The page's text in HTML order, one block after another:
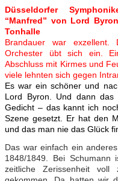
Düsseldorfer
“Manfred” von Lord
Tonhalle
Brandauer war
Orchester übt sich ein.
Abschluss mit Kirmes und
viele lehnten sich gegen
Es war ein schöner und
Lord Byron. Und dann das
Gedicht – das kannt ich
Szene gesetzt. Er hat den
und das man nie das Glück
Das war einfach ein
1848/1849. Bei Schumann
zeitliche Zerissenheit voll